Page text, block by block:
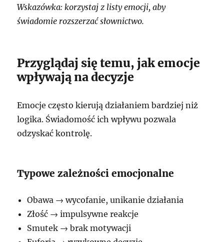
Wskazówka: korzystaj z listy emocji, aby
świadomie rozszerzać słownictwo.
Przyglądaj się temu, jak emocje
wpływają na decyzje
Emocje często kierują działaniem bardziej niż
logika. Świadomość ich wpływu pozwala
odzyskać kontrolę.
Typowe zależności emocjonalne
Obawa → wycofanie, unikanie działania
Złość → impulsywne reakcje
Smutek → brak motywacji